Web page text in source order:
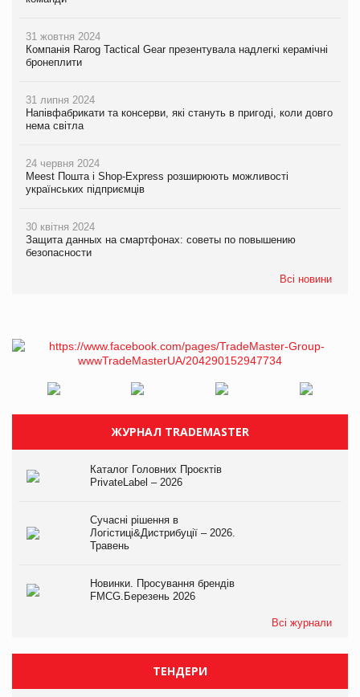
31 жовтня 2024
Компанія Rarog Tactical Gear презентувала надлегкі керамічні
бронеплити
31 липня 2024
Напівфабрикати та консерви, які стануть в пригоді, коли довго
нема світла
24 червня 2024
Meest Пошта і Shop-Express розширюють можливості
українських підприємців
30 квітня 2024
Защита данных на смартфонах: советы по повышению
безопасности
Всі новини
ЖУРНАЛ TRADEMASTER
Каталог Головних Проєктів
PrivateLabel – 2026
Сучасні рішення в
Логістиці&Дистрибуції – 2026.
Травень
Новинки. Просування брендів
FMCG.Березень 2026
Всі журнали
ТЕНДЕРИ